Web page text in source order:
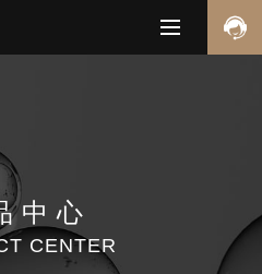
中心
CENTER